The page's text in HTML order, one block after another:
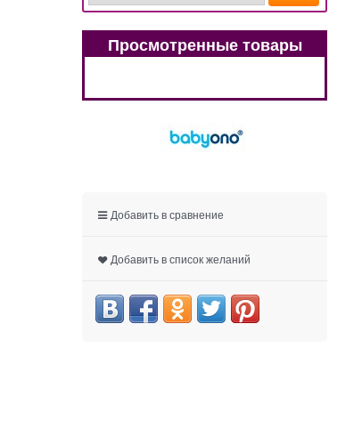
Просмотренные товары
Добавить в сравнение
Добавить в список желаний